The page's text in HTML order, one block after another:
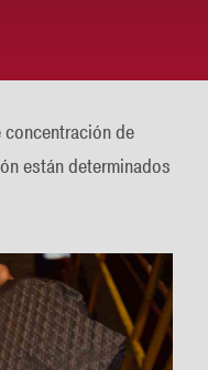
concentración de
están determinados